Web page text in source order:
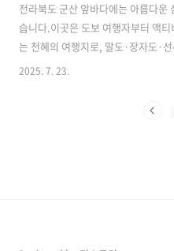
전라북도 군산 앞바다에는 아름다운
습니다.이곳은 도보 여행자부터 액
는 천혜의 여행지로, 말도·장자도·
을 지닌 보석 같은 섬들입니다.이번
에 즐길 수 있는 여행 정보를 소개해
2025. 7. 23.